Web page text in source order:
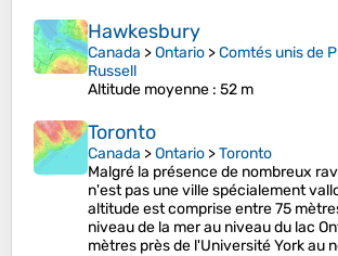
Hawkesbury
Canada >Ontario >Comtés unis de
Russell
Altitude moyenne : 52 m
Toronto
Canada >Ontario >Toronto
Malgré la présence de nombreux
n'est pas une ville spécialement
altitude est comprise entre 75
niveau de la mer au niveau du lac
mètres près de l'Université York au